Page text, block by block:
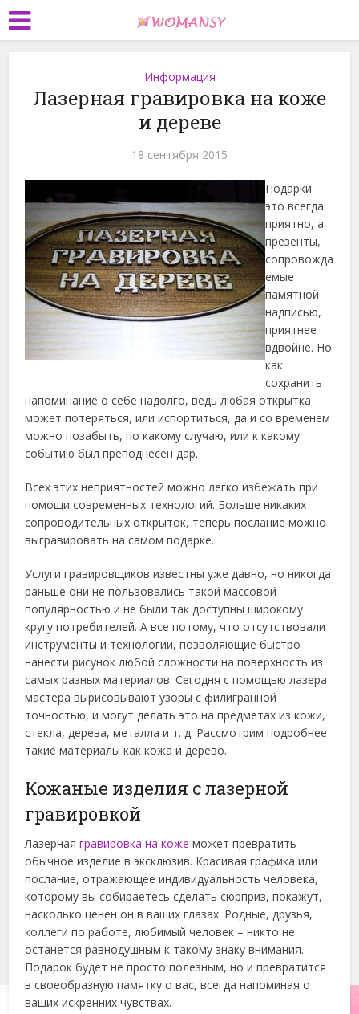
Информация
Лазерная гравировка на коже
и дереве
18 сентября 2015
Подарки
это всегда
приятно, а
презенты,
сопровожда
емые
памятной
надписью,
приятнее
вдвойне. Но
как
сохранить
напоминание о себе надолго, ведь любая открытка
может потеряться, или испортиться, да и со временем
можно позабыть, по какому случаю, или к какому
событию был преподнесен дар.
Всех этих неприятностей можно легко избежать при
помощи современных технологий. Больше никаких
сопроводительных открыток, теперь послание можно
выгравировать на самом подарке.
Услуги гравировщиков известны уже давно, но никогда
раньше они не пользовались такой массовой
популярностью и не были так доступны широкому
кругу потребителей. А все потому, что отсутствовали
инструменты и технологии, позволяющие быстро
нанести рисунок любой сложности на поверхность из
самых разных материалов. Сегодня с помощью лазера
мастера вырисовывают узоры с филигранной
точностью, и могут делать это на предметах из кожи,
стекла, дерева, металла и т. д. Рассмотрим подробнее
такие материалы как кожа и дерево.
Кожаные изделия с лазерной
гравировкой
Лазернаягравировка на коже может превратить
обычное изделие в эксклюзив. Красивая графика или
послание, отражающее индивидуальность человека,
которому вы собираетесь сделать сюрприз, покажут,
насколько ценен он в ваших глазах. Родные, друзья,
коллеги по работе, любимый человек – никто не
останется равнодушным к такому знаку внимания.
Подарок будет не просто полезным, но и превратится
в своеобразную памятку о вас, всегда напоминая о
ваших искренних чувствах.